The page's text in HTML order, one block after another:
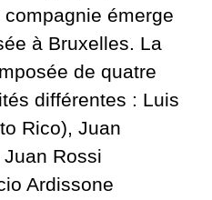
émerge
à Bruxelles. La
de quatre
différentes : Luis
Rico), Juan
Rossi
Ardissone